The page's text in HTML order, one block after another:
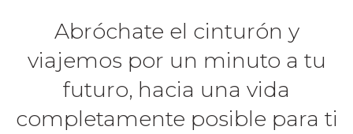
Abróchate el cinturón y
viajemos por un minuto a tu
futuro, hacia una vida
completamente posible para ti